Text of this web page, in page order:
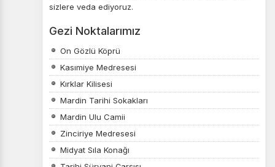
sizlere veda ediyoruz.
Gezi Noktalarımız
On Gözlü Köprü
Kasımiye Medresesi
Kırklar Kilisesi
Mardin Tarihi Sokakları
Mardin Ulu Camii
Zinciriye Medresesi
Midyat Sıla Konağı